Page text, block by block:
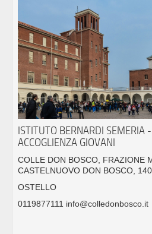
ISTITUTO BERNARDI SEMERIA
ACCOGLIENZA GIOVANI
COLLE DON BOSCO, FRAZIONE
CASTELNUOVO DON BOSCO,
OSTELLO
0119877111 info@colledonbosco.it